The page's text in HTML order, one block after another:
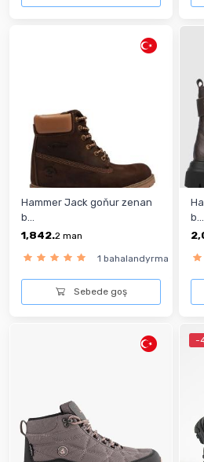
Hammer Jack goňur zenan
b...
1,842.2 man
1 bahalandyrma
Sebede goş
b...
-